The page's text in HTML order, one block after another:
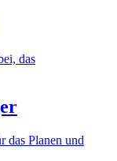
das
das Planen und